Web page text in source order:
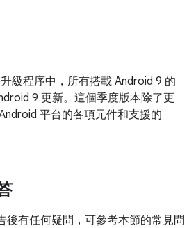
級程序中，所有搭載 Android 9 的
9 更新。這個季度版本除了更
平台的各項元件和支援的
後有任何疑問，可參考本節的常見問